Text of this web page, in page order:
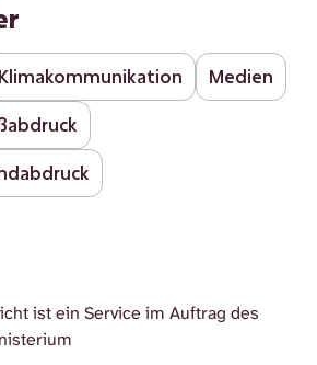
Klimakommunikation Medien
ist ein Service im Auftrag des